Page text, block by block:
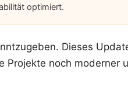
optimiert.
Dieses
Projekte noch moderner